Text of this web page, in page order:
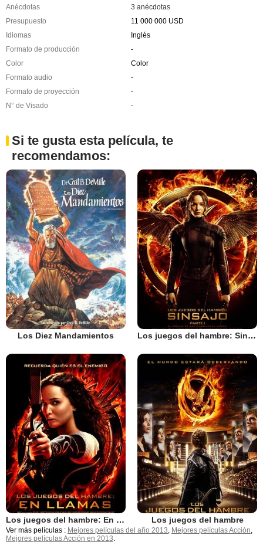
Anécdotas
3 anécdotas
Presupuesto
11 000 000 USD
Idiomas
Inglés
Formato de producción
-
Color
Color
Formato audio
-
Formato de proyección
-
N° de Visado
-
Si te gusta esta película, te
recomendamos:
Los Diez Mandamientos Los juegos del hambre: Sinsajo - Parte 1
Los juegos del hambre: En llamas Los juegos del hambre
Ver más películas : Mejores películas del año 2013 Mejores películas Acción
Mejores películas Acción en 2013